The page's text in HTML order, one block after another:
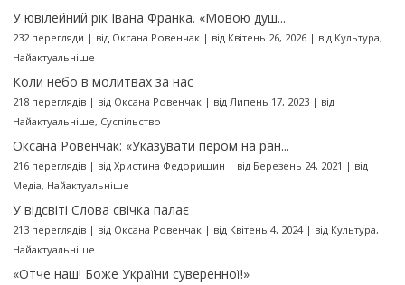
У ювілейний рік Івана Франка. «Мовою душ...
232 перегляди | від Оксана Ровенчак| від Квітень 26, 2026| від Культура,
Найактуальніше
Коли небо в молитвах за нас
218 переглядів| від Оксана Ровенчак| від Липень 17, 2023| від
Найактуальніше, Суспільство
Оксана Ровенчак: «Указувати пером на ран...
216 переглядів| від Христина Федоришин | від Березень 24, 2021 | від
Медіа, Найактуальніше
У відсвіті Слова свічка палає
213 переглядів| від Оксана Ровенчак| від Квітень 4, 2024| від Культура,
Найактуальніше
«Отче наш! Боже України суверенної!»